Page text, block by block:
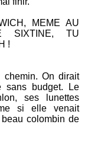
MEME AU
SIXTINE, TU
!
chemin. On dirait
sans budget. Le
ses lunettes
si elle venait
colombin de